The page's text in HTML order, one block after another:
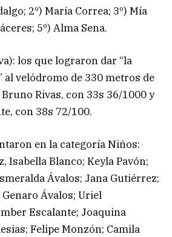
2º) María Correa; 3º) Mía
5º) Alma Sena.
los que lograron dar “la
al velódromo de 330 metros de
Rivas, con 33s 36/1000 y
con 38s 72/100.
en la categoría Niños:
Isabella Blanco; Keyla Pavón;
Ávalos; Jana Gutiérrez;
Ávalos; Uriel
Escalante; Joaquina
Felipe Monzón; Camila